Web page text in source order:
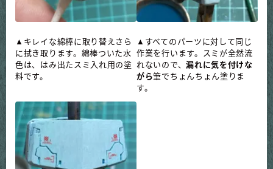
▲キレイな綿棒に取り替えさら
に拭き取ります。綿棒ついた水
色は、はみ出たスミ入れ用の塗
料です。
▲すべてのパーツに対して同じ
作業を行います。スミが全然流
れないので、漏れに気を付けな
がら筆でちょんちょん塗りま
す。